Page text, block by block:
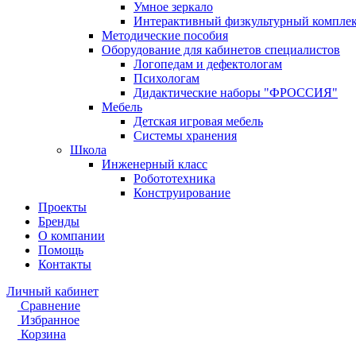
Умное зеркало
Интерактивный физкультурный
Методические пособия
Оборудование для кабинетов специалистов
Логопедам и дефектологам
Психологам
Дидактические наборы "ФРОССИЯ"
Мебель
Детская игровая мебель
Системы хранения
Школа
Инженерный класс
Робототехника
Конструирование
Проекты
Бренды
О компании
Помощь
Контакты
Личный кабинет
Сравнение
Избранное
Корзина